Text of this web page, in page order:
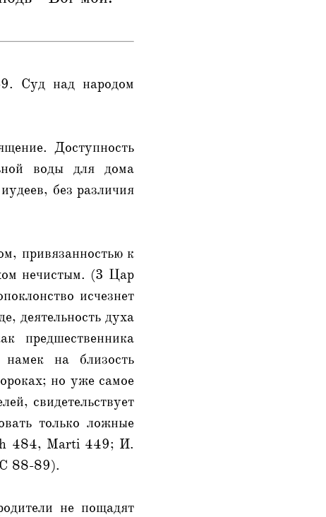
9. Суд над народом
Доступность
воды для дома
без различия
привязанностью к
нечистым. (3 Цар
исчезнет
деятельность духа
предшественника
на близость
но уже самое
свидетельствует
только ложные
484, Marti 449; И.
С 88-89).
не пощадят